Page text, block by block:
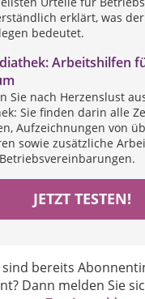
erklärt, was
bedeutet.
Arbeitshilfen
Sie nach Herzenslust
Sie finden darin alle
Aufzeichnungen von
sowie zusätzliche
JETZT TESTEN!
sind bereits
Dann melden Sie